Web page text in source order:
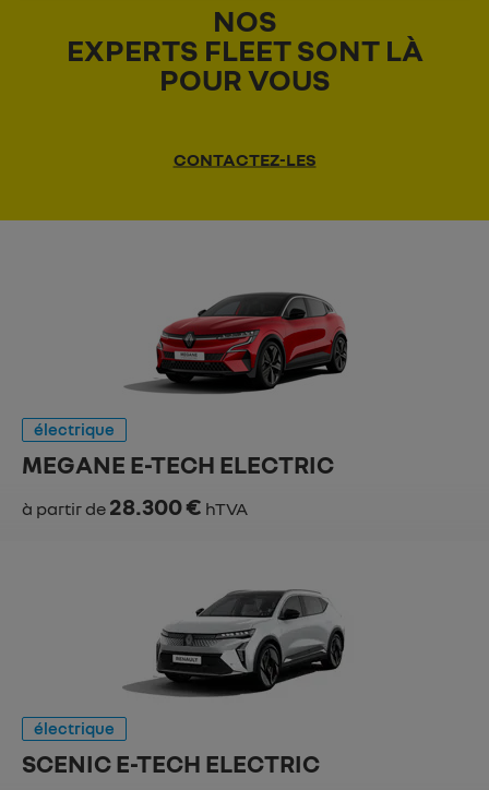
NOS
EXPERTS FLEET SONT LÀ
POUR VOUS
CONTACTEZ-LES
électrique
MEGANE E-TECH ELECTRIC
à partir de 28.300 € hTVA
électrique
SCENIC E-TECH ELECTRIC